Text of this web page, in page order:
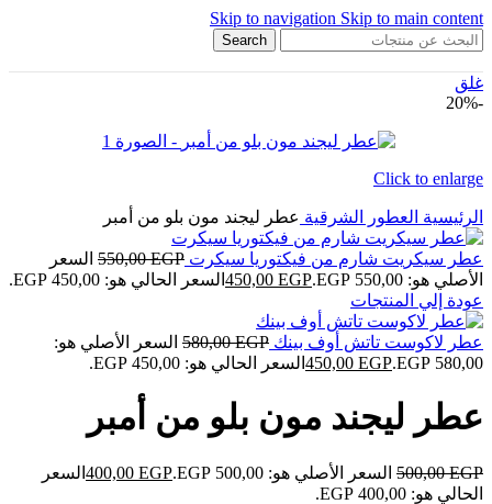
Skip to navigation Skip to main content
Search
غلق
-20%
Click to enlarge
الرئيسية العطور الشرقية عطر ليجند مون بلو من أمبر
عطر سيكريت شارم من فيكتوريا سيكرت 550,00EGP
السعر
الأصلي هو: 550,00 EGP.
450,00 EGP
السعر الحالي هو: 450,00 EGP.
عودة إلي المنتجات
عطر لاكوست تاتش أوف بينك 580,00EGP
السعر الأصلي هو:
580,00 EGP.
450,00 EGP السعر الحالي هو: 450,00 EGP.
عطر ليجند مون بلو من أمبر
500,00EGP السعر الأصلي هو: 500,00 EGP. 400,00 EGP
السعر
الحالي هو: 400,00 EGP.